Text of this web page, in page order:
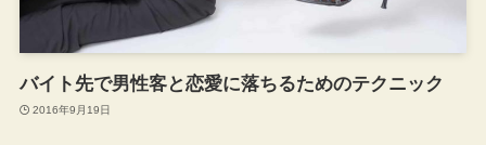
バイト先で男性客と恋愛に落ちるためのテクニック
2016年9月19日